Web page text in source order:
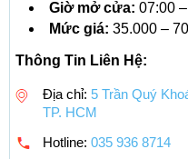
Giờ mở cửa: 07:00
Mức giá: 35.000 –
Thông Tin Liên Hệ:
Địa chỉ: 5 Trần Quý
TP. HCM
Hotline: 035 936 8714